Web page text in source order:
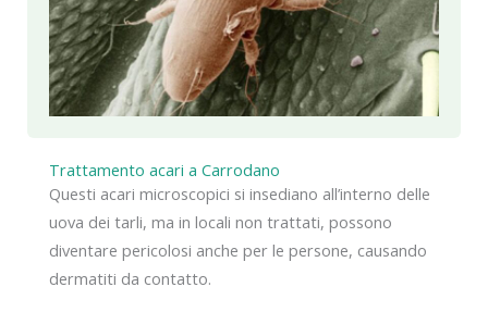
Trattamento acari a Carrodano
Questi acari microscopici si insediano all’interno delle
uova dei tarli, ma in locali non trattati, possono
diventare pericolosi anche per le persone, causando
dermatiti da contatto.